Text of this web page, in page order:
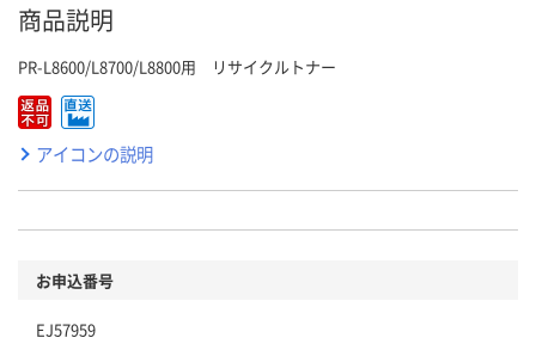
商品説明
PR-L8600/L8700/L8800用 リサイクルトナー
アイコンの説明
お申込番号
EJ57959